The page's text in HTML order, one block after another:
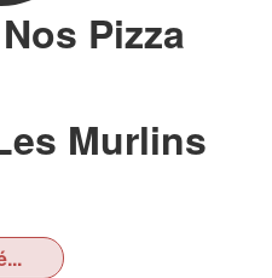
Pizza
Murlins